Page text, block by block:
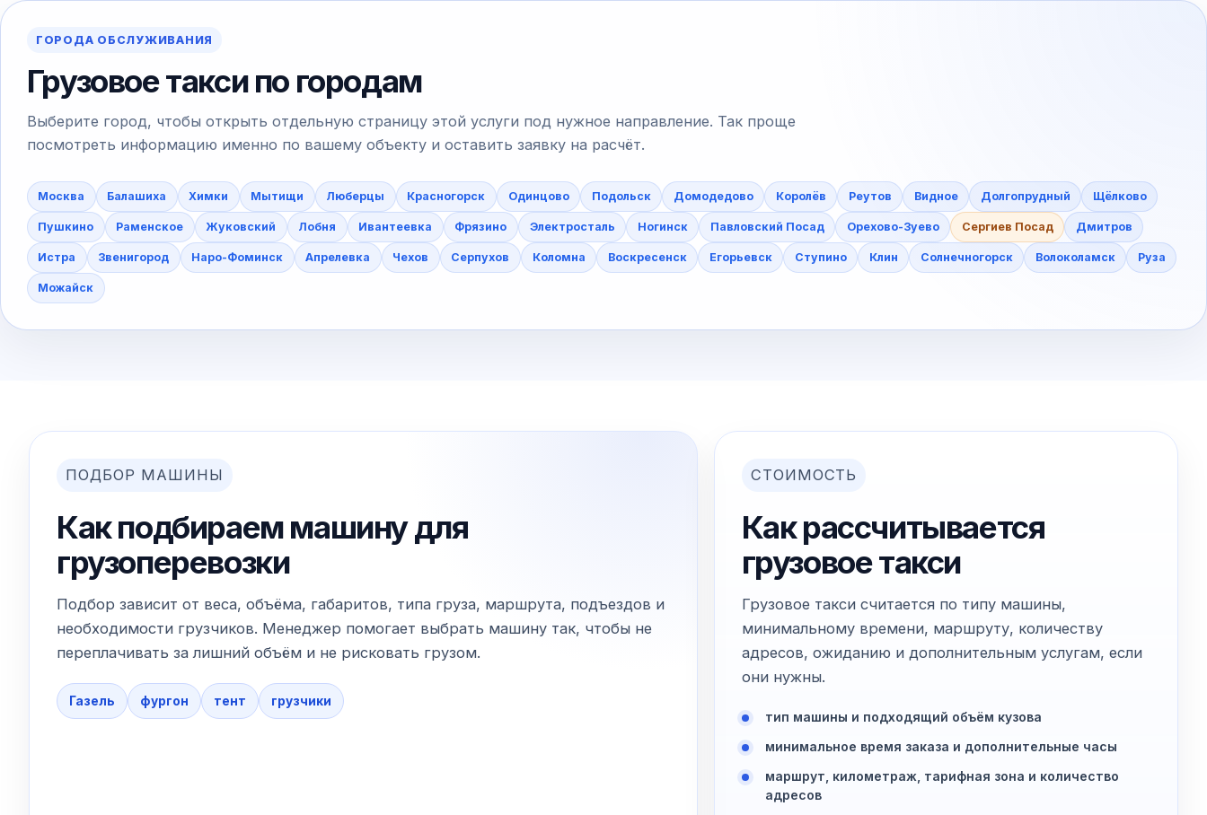
ГОРОДА ОБСЛУЖИВАНИЯ
Грузовое такси по городам
Выберите город, чтобы открыть отдельную страницу этой услуги под нужное направление. Так проще
посмотреть информацию именно по вашему объекту и оставить заявку на расчёт.
Москва Балашиха Химки Мытищи Люберцы Красногорск Одинцово Подольск Домодедово Королёв Реутов Видное Долгопрудный Щёлково
Пушкино Раменское Жуковский Лобня Ивантеевка Фрязино Электросталь Ногинск Павловский Посад Орехово-Зуево Сергиев Посад Дмитров
Истра Звенигород Наро-Фоминск Апрелевка Чехов Серпухов Коломна Воскресенск Егорьевск Ступино Клин Солнечногорск Волоколамск Руза
Можайск
ПОДБОР МАШИНЫ
Как подбираем машину для
грузоперевозки
Подбор зависит от веса, объёма, габаритов, типа груза, маршрута, подъездов и
необходимости грузчиков. Менеджер помогает выбрать машину так, чтобы не
переплачивать за лишний объём и не рисковать грузом.
Газель фургон тент грузчики
СТОИМОСТЬ
Как рассчитывается
грузовое такси
Грузовое такси считается по типу машины,
минимальному времени, маршруту, количеству
адресов, ожиданию и дополнительным услугам, если
они нужны.
тип машины и подходящий объём кузова
минимальное время заказа и дополнительные часы
маршрут, километраж, тарифная зона и количество
адресов